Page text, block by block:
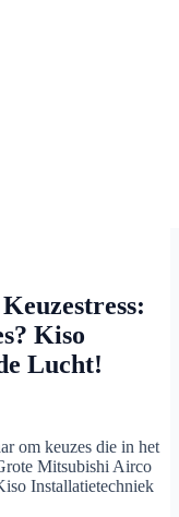
Kiso
Lucht!
om keuzes die in het
Mitsubishi Airco
Installatietechniek